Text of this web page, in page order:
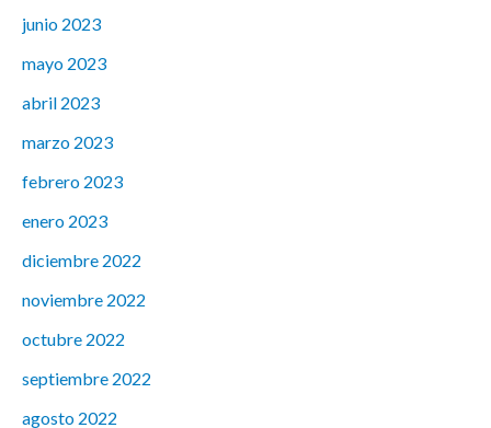
junio 2023
mayo 2023
abril 2023
marzo 2023
febrero 2023
enero 2023
diciembre 2022
noviembre 2022
octubre 2022
septiembre 2022
agosto 2022